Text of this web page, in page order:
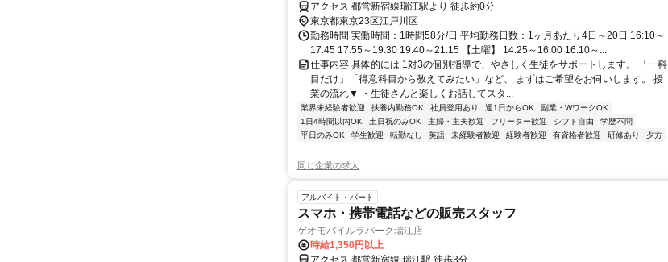
アクセス 都営新宿線瑞江駅より 徒歩約0分
東京都東京23区江戸川区
勤務時間 実働時間：1時間58分/日 平均勤務日数：1ヶ月あたり4日～20日 16:10～
17:45 17:55～19:30 19:40～21:15 【土曜】 14:25～16:00 16:10～...
仕事内容 具体的には 1対3の個別指導で、やさしく生徒をサポートします。 「一科
目だけ」「得意科目から教えてみたい」など、 まずはご希望をお伺いします。 授
業の流れ▼ ・生徒さんと楽しくお話してスタ...
業界未経験者歓迎 扶養内勤務OK 社員登用あり 週1日からOK
副業・WワークOK
1日4時間以内OK
土日祝のみOK 主婦・主夫歓迎 フリーター歓迎 シフト自由
学歴不問
平日のみOK
学生歓迎 転勤なし 英語 未経験者歓迎 経験者歓迎 有資格者歓迎 研修あり 夕方
同じ企業の求人
アルバイト・パート
スマホ・携帯電話などの販売スタッフ
ゲオモバイルラパーク瑞江店
時給1,350円以上
アクセス 都営新宿線 瑞江駅 徒歩3分